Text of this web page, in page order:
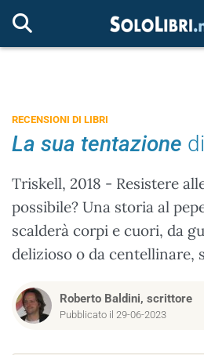
RECENSIONI DI LIBRI
La sua tentazione
Triskell, 2018 - Resistere
possibile? Una storia al
scalderà corpi e cuori, da
delizioso o da centellinare,
Roberto Baldini, scrittore
Pubblicato il 29-06-2023